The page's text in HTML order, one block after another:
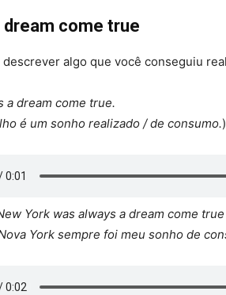
dream come true
descrever algo que você conseguiu
a dream come true.
é um sonho realizado / de consumo.)
York was always a dream come
York sempre foi meu sonho de